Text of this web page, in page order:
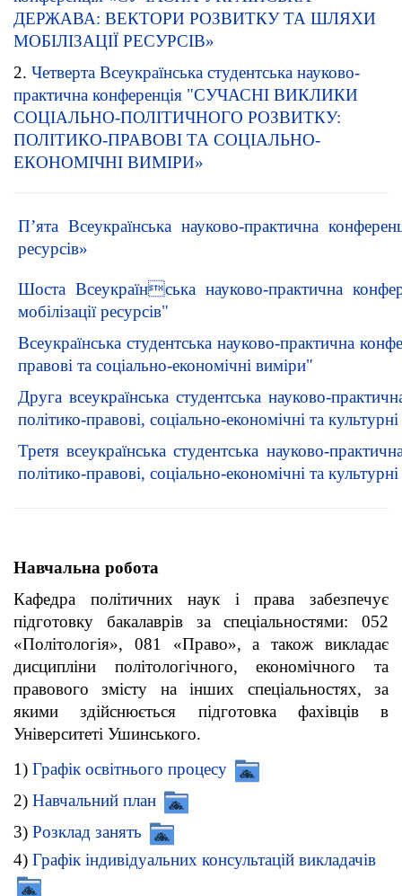
ДЕРЖАВА: ВЕКТОРИ РОЗВИТКУ ТА ШЛЯХИ
МОБІЛІЗАЦІЇ РЕСУРСІВ»
2. Четверта Всеукраїнська студентська науково-
практична конференція "СУЧАСНІ ВИКЛИКИ
СОЦІАЛЬНО-ПОЛІТИЧНОГО РОЗВИТКУ:
ПОЛІТИКО-ПРАВОВІ ТА СОЦІАЛЬНО-
ЕКОНОМІЧНІ ВИМІРИ»
П’ята Всеукраїнська науково-практична
ресурсів»
Шоста Всеукраїнська науково-практична
мобілізації ресурсів"
Всеукраїнська студентська науково-практична
правові та соціально-економічні виміри"
Друга всеукраїнська студентська науково-
політико-правові, соціально-економічні та
Третя всеукраїнська студентська науково-
політико-правові, соціально-економічні та
Навчальна робота
Кафедра політичних наук і права забезпечує
підготовку бакалаврів за спеціальностями: 052
«Політологія», 081 «Право», а також викладає
дисципліни політологічного, економічного та
правового змісту на інших спеціальностях, за
якими здійснюється підготовка фахівців в
Університеті Ушинського.
1) Графік освітнього процесу
2) Навчальний план
3) Розклад занять
4) Графік індивідуальних консультацій викладачів